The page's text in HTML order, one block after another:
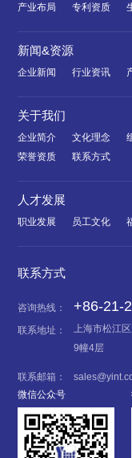
产业布局 专利资质
新闻&资源
企业新闻 行业资讯
关于我们
企业简介 文化理念
荣誉资质
联系方式
人才发展
职业发展 员工文化
联系方式
咨询热线： +86-21-
联系地址：
上海市松江
9幢4层
联系邮箱：
微信公众号